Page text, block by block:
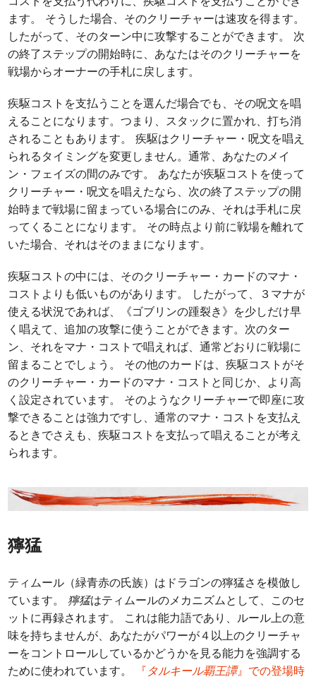
ます。 そうした場合、そのクリーチャーは速攻を得ます。
したがって、そのターン中に攻撃することができます。 次
の終了ステップの開始時に、あなたはそのクリーチャーを
戦場からオーナーの手札に戻します。
疾駆コストを支払うことを選んだ場合でも、その呪文を唱
えることになります。つまり、スタックに置かれ、打ち消
されることもあります。 疾駆はクリーチャー・呪文を唱え
られるタイミングを変更しません。通常、あなたのメイ
ン・フェイズの間のみです。 あなたが疾駆コストを使って
クリーチャー・呪文を唱えたなら、次の終了ステップの開
始時まで戦場に留まっている場合にのみ、それは手札に戻
ってくることになります。 その時点より前に戦場を離れて
いた場合、それはそのままになります。
疾駆コストの中には、そのクリーチャー・カードのマナ・
コストよりも低いものがあります。 したがって、３マナが
使える状況であれば、《ゴブリンの踵裂き》を少しだけ早
く唱えて、追加の攻撃に使うことができます。次のター
ン、それをマナ・コストで唱えれば、通常どおりに戦場に
留まることでしょう。 その他のカードは、疾駆コストがそ
のクリーチャー・カードのマナ・コストと同じか、より高
く設定されています。 そのようなクリーチャーで即座に攻
撃できることは強力ですし、通常のマナ・コストを支払え
るときでさえも、疾駆コストを支払って唱えることが考え
られます。
獰猛
ティムール（緑青赤の氏族）はドラゴンの獰猛さを模倣し
ています。 獰猛はティムールのメカニズムとして、このセ
ットに再録されます。 これは能力語であり、ルール上の意
味を持ちませんが、あなたがパワーが４以上のクリーチャ
ーをコントロールしているかどうかを見る能力を強調する
ために使われています。
『タルキール覇王譚』での登場時